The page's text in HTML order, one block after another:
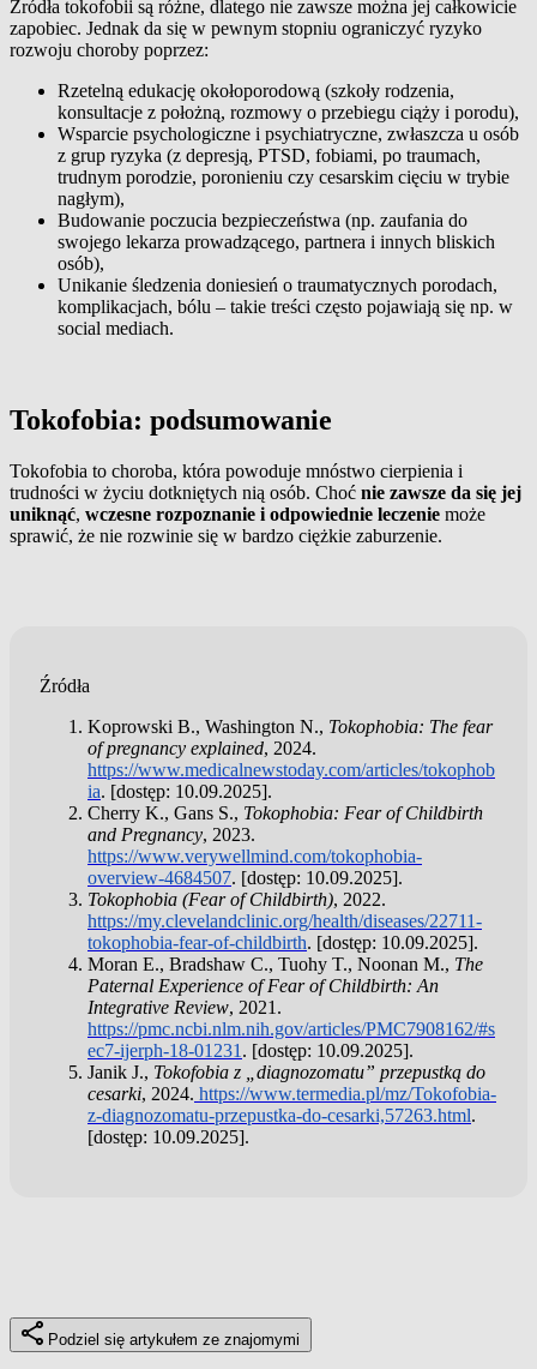
Źródła tokofobii są różne, dlatego nie zawsze można jej całkowicie
zapobiec. Jednak da się w pewnym stopniu ograniczyć ryzyko
rozwoju choroby poprzez:
Rzetelną edukację okołoporodową (szkoły rodzenia,
konsultacje z położną, rozmowy o przebiegu ciąży i porodu),
Wsparcie psychologiczne i psychiatryczne, zwłaszcza u osób
z grup ryzyka (z depresją, PTSD, fobiami, po traumach,
trudnym porodzie, poronieniu czy cesarskim cięciu w trybie
nagłym),
Budowanie poczucia bezpieczeństwa (np. zaufania do
swojego lekarza prowadzącego, partnera i innych bliskich
osób),
Unikanie śledzenia doniesień o traumatycznych porodach,
komplikacjach, bólu – takie treści często pojawiają się np. w
social mediach.
Tokofobia: podsumowanie
Tokofobia to choroba, która powoduje mnóstwo cierpienia i
trudności w życiu dotkniętych nią osób. Choć nie zawsze da się jej
uniknąć, wczesne rozpoznanie i odpowiednie leczenie może
sprawić, że nie rozwinie się w bardzo ciężkie zaburzenie.
Źródła
Koprowski B., Washington N., Tokophobia: The fear
of pregnancy explained, 2024.
https://www.medicalnewstoday.com/articles/tokophob
ia. [dostęp: 10.09.2025].
Cherry K., Gans S., Tokophobia: Fear of Childbirth
and Pregnancy, 2023.
https://www.verywellmind.com/tokophobia-
overview-4684507. [dostęp: 10.09.2025].
Tokophobia (Fear of Childbirth), 2022.
https://my.clevelandclinic.org/health/diseases/22711-
tokophobia-fear-of-childbirth. [dostęp: 10.09.2025].
Moran E., Bradshaw C., Tuohy T., Noonan M., The
Paternal Experience of Fear of Childbirth: An
Integrative Review, 2021.
https://pmc.ncbi.nlm.nih.gov/articles/PMC7908162/#s
ec7-ijerph-18-01231 . [dostęp: 10.09.2025].
Janik J., Tokofobia z „diagnozomatu” przepustką do
cesarki, 2024. https://www.termedia.pl/mz/Tokofobia-
z-diagnozomatu-przepustka-do-cesarki,57263.html.
[dostęp: 10.09.2025].
Podziel się artykułem ze znajomymi